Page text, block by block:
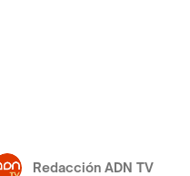
Redacción ADN TV